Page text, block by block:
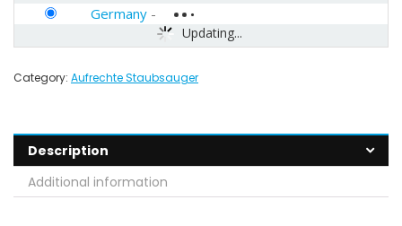
Updating...
Germany -
Category: Aufrechte Staubsauger
Description
Additional information